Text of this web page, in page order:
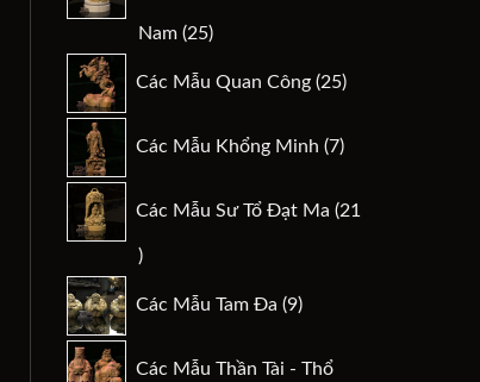
Nam 2525
phẩm
Các Mẫu Quan Công 25
sản
Các Mẫu Khổng Minh 7
sản
Các Mẫu Sư Tổ Đạt Ma
21
21
phẩm
Các Mẫu Tam Đa 9
sản
Các Mẫu Thần Tài - Thổ